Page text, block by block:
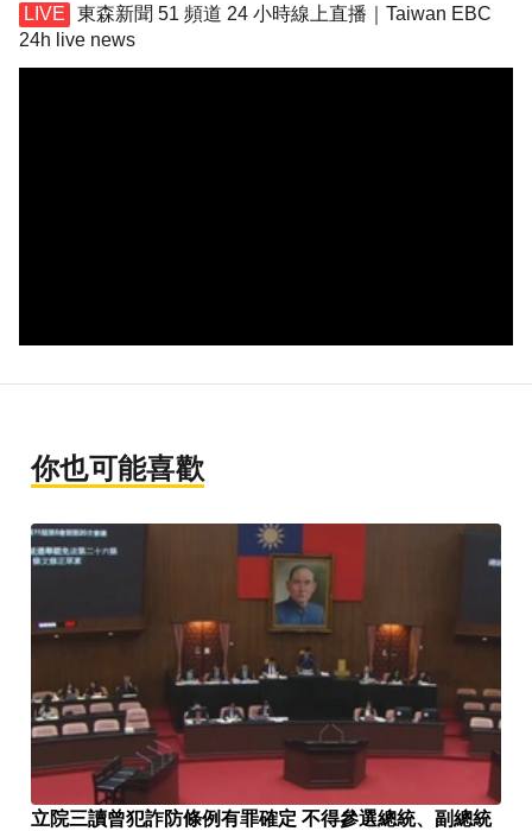
東森新聞 51 頻道 24 小時線上直播｜Taiwan EBC
24h live news
你也可能喜歡
立院三讀曾犯詐防條例有罪確定 不得參選總統、副總統